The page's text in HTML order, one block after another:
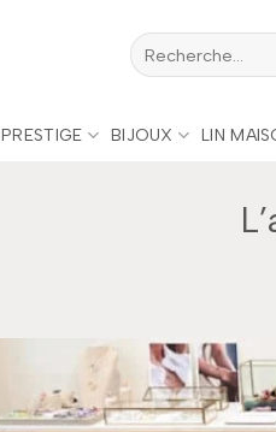
Recherche
pour :
PRESTIGE BIJOUX LIN